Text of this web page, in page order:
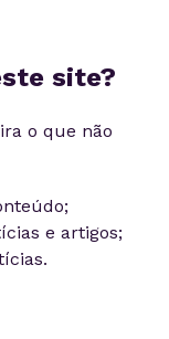
site?
o que não
e artigos;